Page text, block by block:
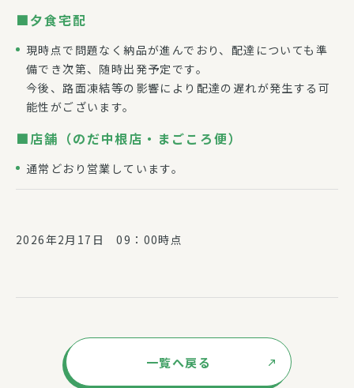
■夕食宅配
現時点で問題なく納品が進んでおり、配達についても準
備でき次第、随時出発予定です。
今後、路面凍結等の影響により配達の遅れが発生する可
能性がございます。
■店舗（のだ中根店・まごころ便）
通常どおり営業しています。
2026年2月17日 09：00時点
一覧へ戻る